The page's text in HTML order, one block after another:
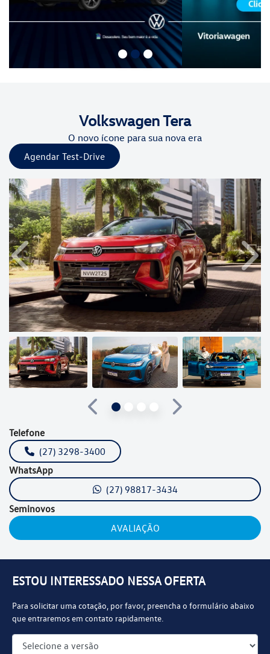
VolkswagenTera
O novo ícone para sua nova era
Agendar Test-Drive
ESTOU INTERESSADO NESSA OFERTA
Para solicitar uma cotação, por favor, preencha o formulário abaixo
que entraremos em contato rapidamente.
Anterior
Anterior
Próximo
Telefone
(27) 3298-3400
WhatsApp
(27) 98817-3434
Seminovos
AVALIAÇÃO